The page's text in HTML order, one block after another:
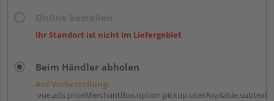
Ihr Standort ist nicht im Liefergebiet
Beim Händler abholen
Auf Vorbestellung:
vue.ads.priceMerchantBox.option.pickup.laterAvailable.subtext